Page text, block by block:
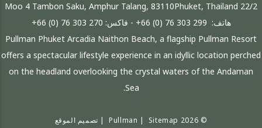
22/2 Moo 4 Tambon Saku, Amphur Talang, 83110Phuket, Thailand
هاتف: +66 (0) 76 303 299 - فاكس: +66 (0) 76 303 270
Pullman Phuket Arcadia Naithon Beach, a flagship Pullman Resort
offers a spectacular lifestyle experience in an idyllic location perched
on the headland overlooking the crystal waters of the Andaman
Sea.
© 2026 Pullman |
Sitemap
| تصميم الموقع